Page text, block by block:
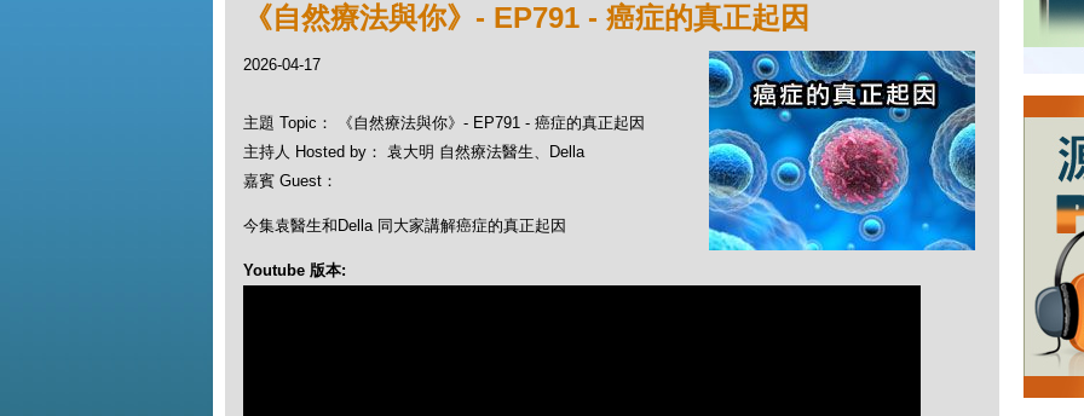
《自然療法與你》- EP791 - 癌症的真正起因
2026-04-17
主題 Topic： 《自然療法與你》- EP791 - 癌症的真正起因
主持人 Hosted by： 袁大明 自然療法醫生、Della
嘉賓 Guest：
今集袁醫生和Della 同大家講解癌症的真正起因
Youtube 版本: